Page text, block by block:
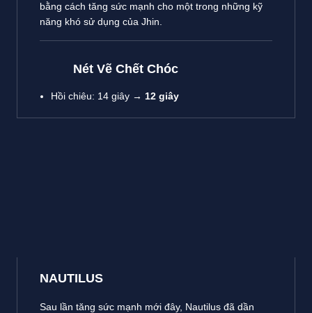
bằng cách tăng sức mạnh cho một trong những kỹ
năng khó sử dụng của Jhin.
Nét Vẽ Chết Chóc
Hồi chiêu: 14 giây → 12 giây
NAUTILUS
Sau lần tăng sức mạnh mới đây, Nautilus đã dần